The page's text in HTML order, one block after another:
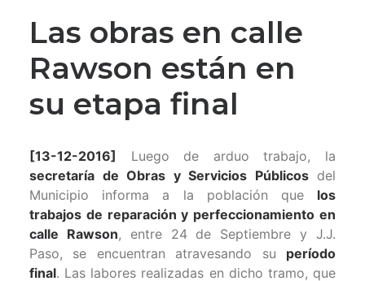
Las obras en calle
Rawson están en
su etapa final
[13-12-2016] Luego de arduo trabajo, la
secretaría de Obras y Servicios Públicosdel
Municipio informa a la población que los
trabajos de reparación y perfeccionamiento en
calle Rawson, entre 24 de Septiembre y J.J.
Paso, se encuentran atravesando su período
final. Las labores realizadas en dicho tramo, que